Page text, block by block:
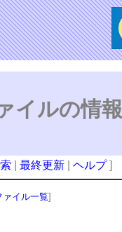
イルの情報
|最終更新 |ヘルプ]
ァイル一覧]